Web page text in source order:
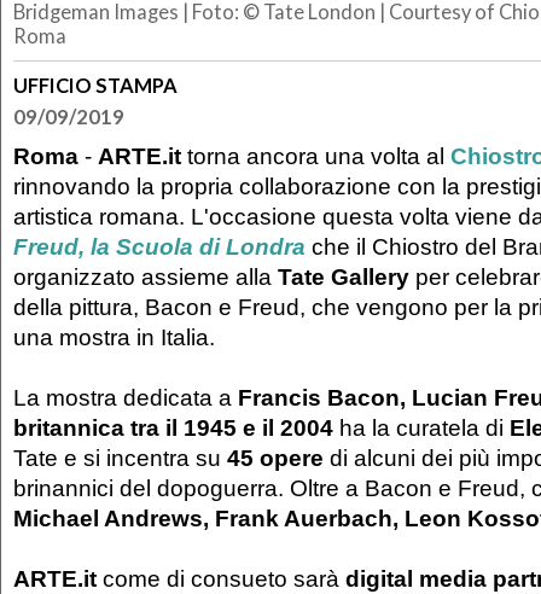
Bridgeman Images | Foto: © Tate London | Courtesy of
Roma
UFFICIO STAMPA
09/09/2019
Roma - ARTE.it torna ancora una volta al
rinnovando la propria collaborazione con la
artistica romana. L'occasione questa volta viene
Freud, la Scuola di Londra che il Chiostro del
organizzato assieme alla Tate Gallery per
della pittura, Bacon e Freud, che vengono per la
una mostra in Italia.
La mostra dedicata a Francis Bacon, Lucian
britannica tra il 1945 e il 2004 ha la curatela di
Tate e si incentra su 45 opere di alcuni dei più
brinannici del dopoguerra. Oltre a Bacon e Freud,
Michael Andrews, Frank Auerbach, Leon
ARTE.it come di consueto sarà digital media